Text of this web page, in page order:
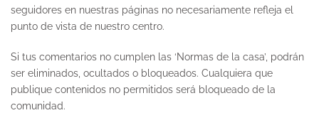
seguidores en nuestras páginas no necesariamente refleja el
punto de vista de nuestro centro.
Si tus comentarios no cumplen las ‘Normas de la casa’, podrán
ser eliminados, ocultados o bloqueados. Cualquiera que
publique contenidos no permitidos será bloqueado de la
comunidad.